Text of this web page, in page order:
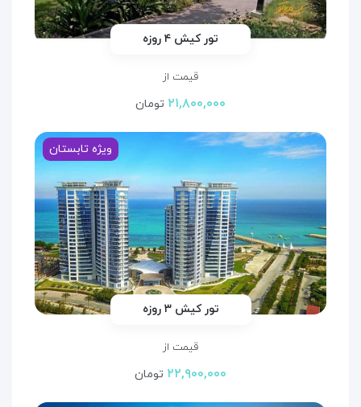
تور کیش ۴ روزه
قیمت از
۲۱,۸۰۰,۰۰۰ تومان
ویژه تابستان
تور کیش ۳ روزه
قیمت از
۲۲,۹۰۰,۰۰۰ تومان